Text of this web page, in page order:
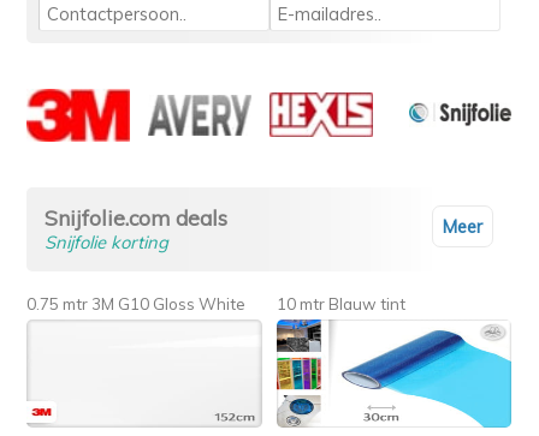
Meer
Snijfolie.com deals
Snijfolie korting
0.75 mtr 3M G10 Gloss White 10 mtr Blauw tint